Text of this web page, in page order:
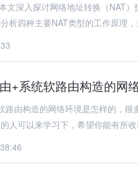
析四种主要NAT类型的工作原理
+系统软路由构造的网
路由构造的网络环境是怎样的，
人可以来学习下，希望你能有所